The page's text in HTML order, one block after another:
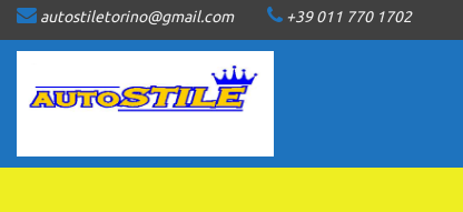
HOME
LISTA VEICOLI
ACQUISTIAMO USATO
autostiletorino@gmail.com +39 011 770 1702